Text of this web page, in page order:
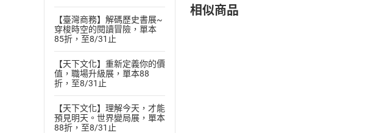
【臺灣商務】解碼歷史書展~
穿梭時空的閱讀冒險，單本
85折，至8/31止
【天下文化】重新定義你的價
值，職場升級展，單本88
折，至8/31止
【天下文化】理解今天，才能
預見明天。世界變局展，單本
88折，至8/31止
相似商品